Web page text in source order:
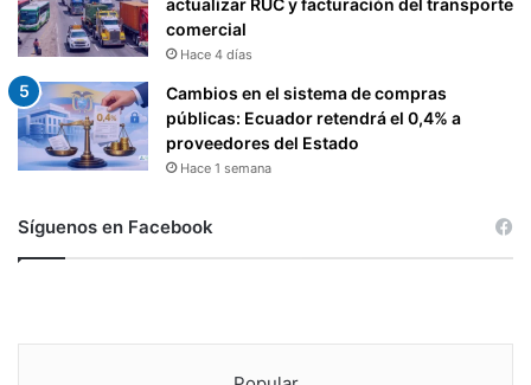
actualizar RUC y facturación del transporte
comercial
Hace 4 días
Cambios en el sistema de compras
públicas: Ecuador retendrá el 0,4% a
proveedores del Estado
Hace 1 semana
Síguenos en Facebook